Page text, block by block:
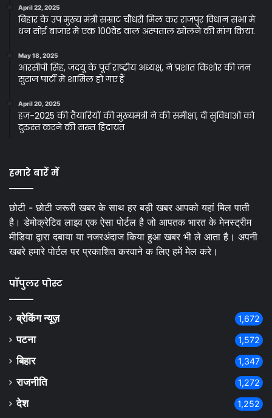
April 22, 2025
बिहार के उप मुख्य मंत्री सम्राट चौधरी मिल कर राजपुर विधान सभा मे
धन सोई बाजार मे एक 100वेड वाल अस्पताल खोलने की मांग किया.
May 18, 2025
आरसीपी सिंह, जदयू के पूर्व राष्ट्रीय अध्यक्ष, ने प्रशांत किशोर की जन
सुराज पार्टी में शामिल हो गए हैं
April 20, 2025
हज-2025 की तैयारियों की मुख्यमंत्री ने की समीक्षा, दी सुविधाओं को
दुरुस्त करने की सख्त हिदायत
हमारे बारें में
छोटी - छोटी जरूरी खबर के साथ हर बड़ी खबर आपको यहां मिल पाती
है। डेमोक्रेटिव लाइव एक ऐसा पोर्टल है जो आपतक भारत के मेनस्ट्रीम
मीडिया द्वारा दबाया या नजरअंदाज किया हुआ खबर भी ले आता है। अपनी
खबरे हमारे पोर्टल पर प्रकाशित करवाने क लिए हमें मेल करे।
पॉपुलर पोस्ट
ब्रेकिंग न्यूज़ 1,672
पटना 1,572
बिहार 1,347
राजनीति 1,272
देश 1,252